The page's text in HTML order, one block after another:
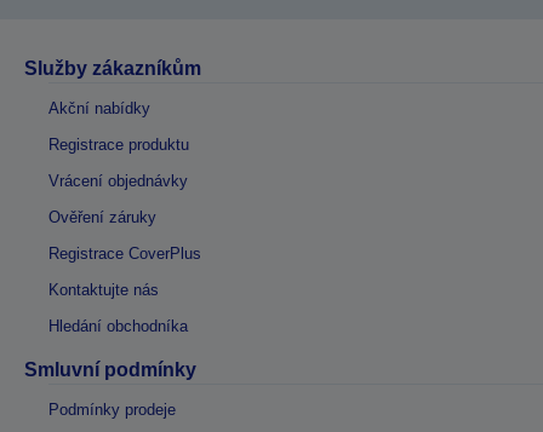
Služby zákazníkům
Akční nabídky
Registrace produktu
Vrácení objednávky
Ověření záruky
Registrace CoverPlus
Kontaktujte nás
Hledání obchodníka
Smluvní podmínky
Podmínky prodeje